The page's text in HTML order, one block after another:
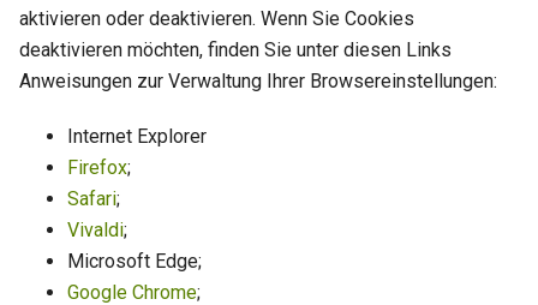
aktivieren oder deaktivieren. Wenn Sie Cookies
deaktivieren möchten, finden Sie unter diesen Links
Anweisungen zur Verwaltung Ihrer Browsereinstellungen:
Internet Explorer
Firefox;
Safari;
Vivaldi;
Microsoft Edge;
Google Chrome;